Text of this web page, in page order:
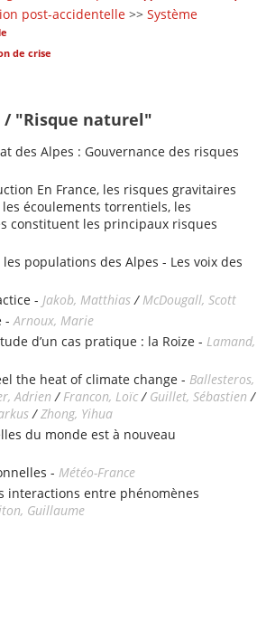
post-accidentelle >> Système
de crise
"Risque naturel"
des Alpes : Gouvernance des risques
En France, les risques gravitaires
écoulements torrentiels, les
constituent les principaux risques
populations des Alpes - Les voix des
- Jakob, Matthias / McDougall, Scott
- Arnoux, Marie
d’un cas pratique : la Roize - Lamand,
the heat of climate change - Ballesteros,
Adrien / Francon, Loïc / Guillet, Sébastien /
/Zhong, Yihua
du monde est à nouveau
- Météo-France
interactions entre phénomènes
Guillaume